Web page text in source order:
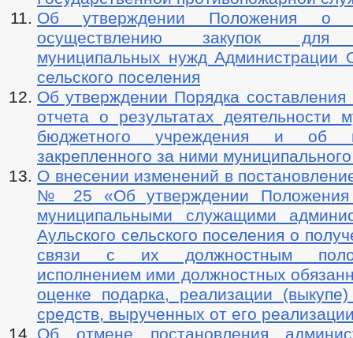
Об утверждении Положения о
осуществлению закупок для
муниципальных нужд Администрации
сельского поселения
Об утверждении Порядка составления
отчета о результатах деятельности
бюджетного учреждения и об
закрепленного за ними
О внесении изменений в
№ 25 «Об утверждении
муниципальными служащими
Аульского сельского поселения о
связи с их должностным
исполнением ими должностных
оценке подарка, реализации
средств, вырученных от его
Об отмене постановления